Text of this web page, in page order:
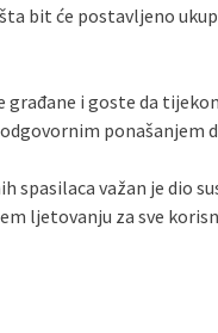
bit će postavljeno
građane i goste da
spasilaca važan je dio
ljetovanju za sve